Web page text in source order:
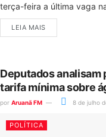
terça-feira a última vaga
LEIA MAIS
Deputados
tarifa mínima sobre
por Aruanã FM 8 de julho
POLÍTICA